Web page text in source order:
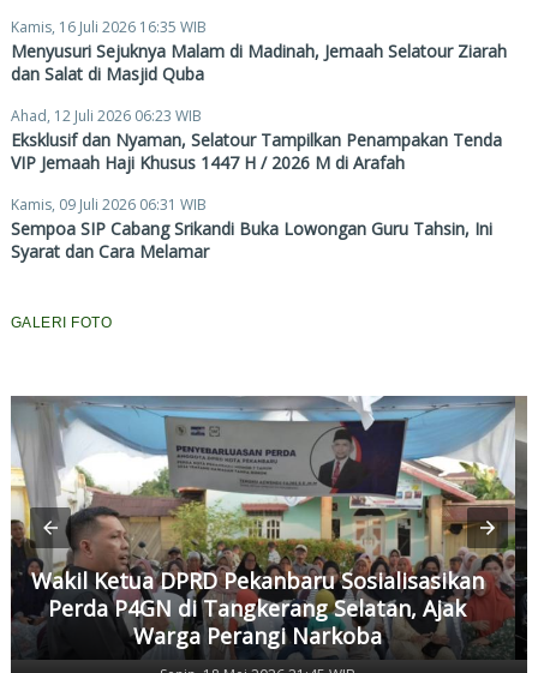
Kamis, 16 Juli 2026 16:35 WIB
Menyusuri Sejuknya Malam di Madinah, Jemaah Selatour Ziarah
dan Salat di Masjid Quba
Ahad, 12 Juli 2026 06:23 WIB
Eksklusif dan Nyaman, Selatour Tampilkan Penampakan Tenda
VIP Jemaah Haji Khusus 1447 H / 2026 M di Arafah
Kamis, 09 Juli 2026 06:31 WIB
Sempoa SIP Cabang Srikandi Buka Lowongan Guru Tahsin, Ini
Syarat dan Cara Melamar
GALERI FOTO
Wakil Ketua DPRD Pekanbaru Sosialisasikan
Perda P4GN di Tangkerang Selatan, Ajak
Warga Perangi Narkoba